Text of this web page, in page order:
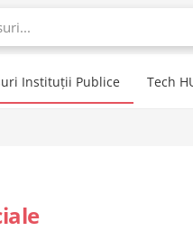
When
Instituții Publice Tech